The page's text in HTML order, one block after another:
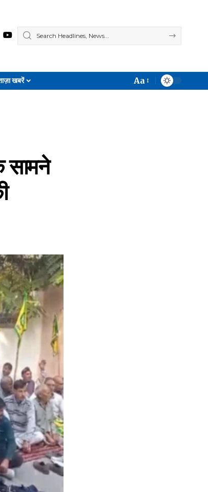
खबरें
Font
Aa
सामने